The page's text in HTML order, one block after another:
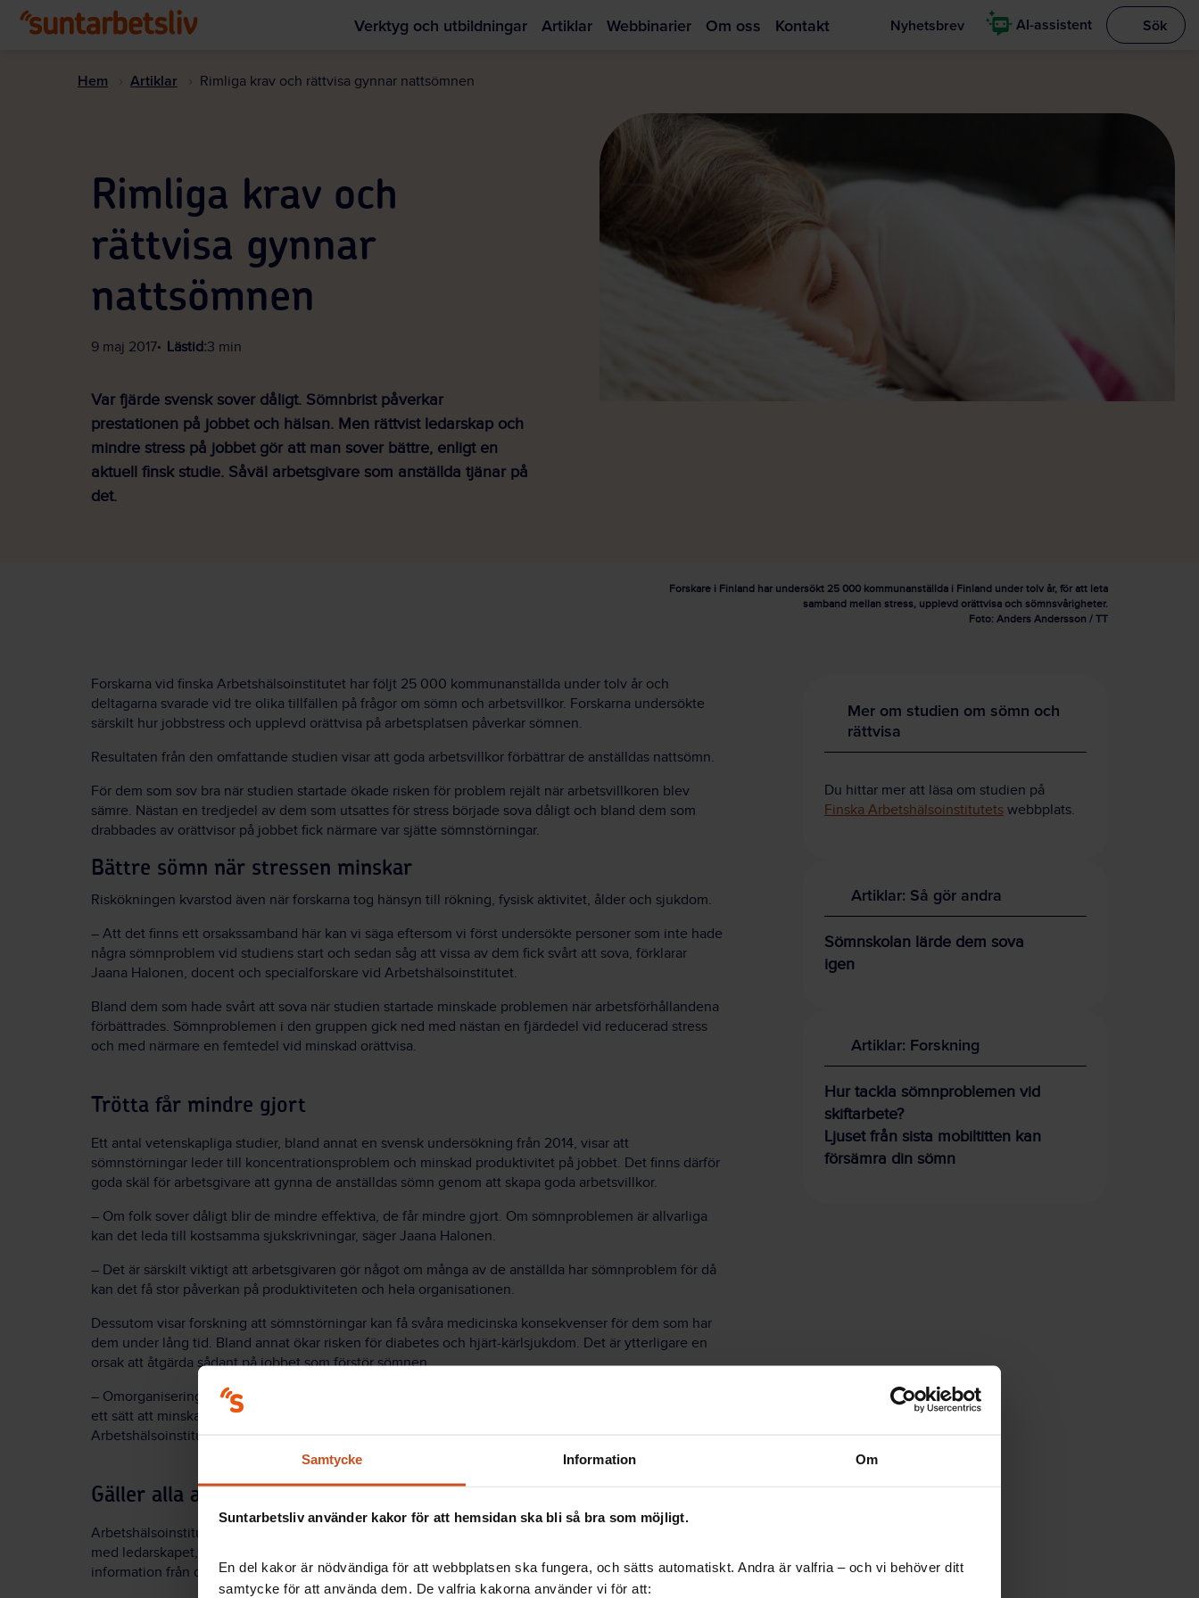
Samtycke Information Om
Suntarbetsliv använder kakor för att hemsidan ska bli så bra som möjligt.
En del kakor är nödvändiga för att webbplatsen ska fungera, och sätts automatiskt. Andra är valfria – och vi behöver ditt
samtycke för att använda dem. De valfria kakorna använder vi för att:
Verktyg och utbildningar Artiklar Webbinarier Om oss Kontakt Nyhetsbrev AI-assistent Visa
Sök
Hem Artiklar Rimliga krav och rättvisa gynnar nattsömnen
Rimliga krav och
rättvisa gynnar
nattsömnen
9 maj 2017 Lästid:3 min
Var fjärde svensk sover dåligt. Sömnbrist påverkar
prestationen på jobbet och hälsan. Men rättvist ledarskap och
mindre stress på jobbet gör att man sover bättre, enligt en
aktuell finsk studie. Såväl arbetsgivare som anställda tjänar på
det.
Forskare i Finland har undersökt 25 000 kommunanställda i Finland under tolv år, för att leta
samband mellan stress, upplevd orättvisa och sömnsvårigheter.
Foto: Anders Andersson / TT
Forskarna vid finska Arbetshälsoinstitutet har följt 25 000 kommunanställda under tolv år och
deltagarna svarade vid tre olika tillfällen på frågor om sömn och arbetsvillkor. Forskarna undersökte
särskilt hur jobbstress och upplevd orättvisa på arbetsplatsen påverkar sömnen.
Resultaten från den omfattande studien visar att goda arbetsvillkor förbättrar de anställdas nattsömn.
För dem som sov bra när studien startade ökade risken för problem rejält när arbetsvillkoren blev
sämre. Nästan en tredjedel av dem som utsattes för stress började sova dåligt och bland dem som
drabbades av orättvisor på jobbet fick närmare var sjätte sömnstörningar.
Bättre sömn när stressen minskar
Riskökningen kvarstod även när forskarna tog hänsyn till rökning, fysisk aktivitet, ålder och sjukdom.
– Att det finns ett orsakssamband här kan vi säga eftersom vi först undersökte personer som inte hade
några sömnproblem vid studiens start och sedan såg att vissa av dem fick svårt att sova, förklarar
Jaana Halonen, docent och specialforskare vid Arbetshälsoinstitutet.
Bland dem som hade svårt att sova när studien startade minskade problemen när arbetsförhållandena
förbättrades. Sömnproblemen i den gruppen gick ned med nästan en fjärdedel vid reducerad stress
och med närmare en femtedel vid minskad orättvisa.
Trötta får mindre gjort
Ett antal vetenskapliga studier, bland annat en svensk undersökning från 2014, visar att
sömnstörningar leder till koncentrationsproblem och minskad produktivitet på jobbet. Det finns därför
goda skäl för arbetsgivare att gynna de anställdas sömn genom att skapa goda arbetsvillkor.
– Om folk sover dåligt blir de mindre effektiva, de får mindre gjort. Om sömnproblemen är allvarliga
kan det leda till kostsamma sjukskrivningar, säger Jaana Halonen.
– Det är särskilt viktigt att arbetsgivaren gör något om många av de anställda har sömnproblem för då
kan det få stor påverkan på produktiviteten och hela organisationen.
Dessutom visar forskning att sömnstörningar kan få svåra medicinska konsekvenser för dem som har
dem under lång tid. Bland annat ökar risken för diabetes och hjärt-kärlsjukdom. Det är ytterligare en
orsak att åtgärda sådant på jobbet som förstör sömnen.
– Omorganisering av arbetet och utbildning för cheferna i rättvist och opartiskt bemötande kan vara
ett sätt att minska arbetsstressen och främja ett rättvist ledarskap, konstaterar docent Tea Lallukka vid
Arbetshälsoinstitutet i ett pressuttalande.
Gäller alla anställda
Arbetshälsoinstitutets forskare mätte den så kallade organisatoriska rättvisan, som hänger samman
med ledarskapet, genom frågor som om huruvida ens överordnade lyssnar på en, om man får tillräcklig
information från dem och om de tar hänsyn till ens åsikter när de fattar beslut.
Mer om studien om sömn och
rättvisa
Du hittar mer att läsa om studien på
Finska Arbetshälsoinstitutetswebbplats.
Artiklar: Så gör andra
Sömnskolan lärde dem sova
igen
Artiklar: Forskning
Hur tackla sömnproblemen vid
skiftarbete?
Ljuset från sista mobiltitten kan
försämra din sömn